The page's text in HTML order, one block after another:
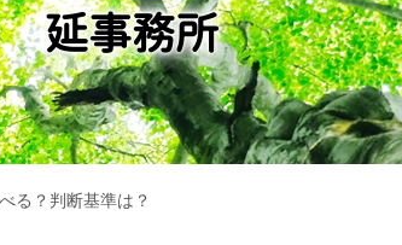
延事務所
る？判断基準は？